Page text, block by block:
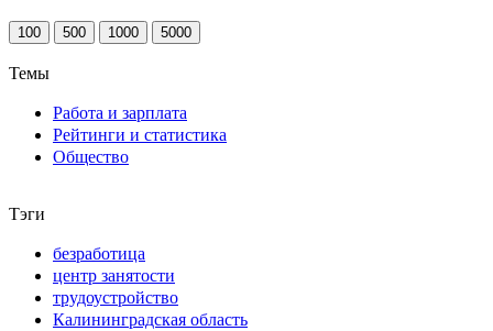
100 500 1000 5000
Темы
Работа и зарплата
Рейтинги и статистика
Общество
Тэги
безработица
центр занятости
трудоустройство
Калининградская область